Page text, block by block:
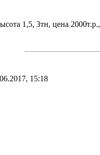
1,5, 3тн, цена
15:18